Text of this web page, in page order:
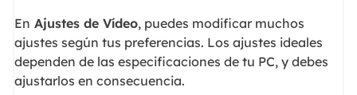
En Ajustes de Vídeo, puedes modificar muchos
ajustes según tus preferencias. Los ajustes ideales
dependen de las especificaciones de tu PC, y debes
ajustarlos en consecuencia.